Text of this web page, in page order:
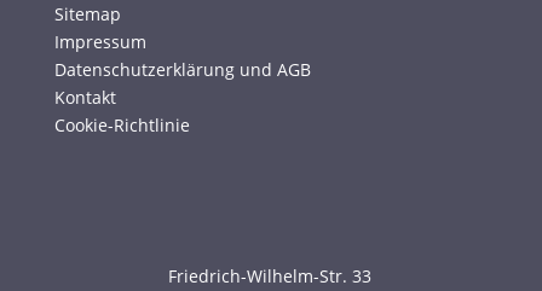
Sitemap
Impressum
Datenschutzerklärung und AGB
Kontakt
Cookie-Richtlinie
Friedrich-Wilhelm-Str. 33